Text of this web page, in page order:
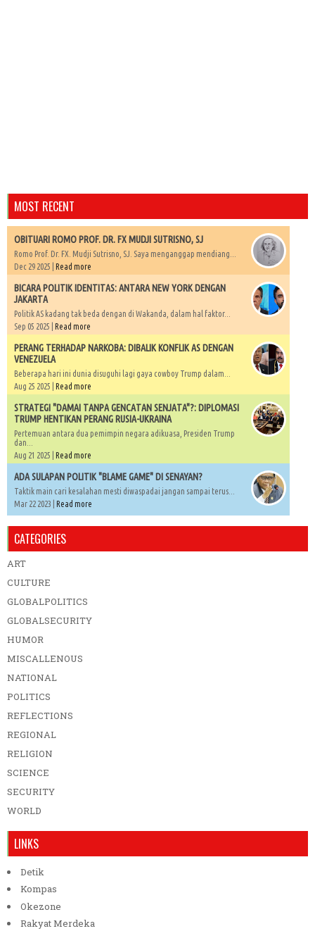
MOST RECENT
OBITUARI ROMO PROF. DR. FX MUDJI SUTRISNO, SJ
Romo Prof. Dr. FX. Mudji Sutrisno, SJ. Saya menganggap mendiang...
Dec 29 2025 | Read more
BICARA POLITIK IDENTITAS: ANTARA NEW YORK DENGAN
JAKARTA
Politik AS kadang tak beda dengan di Wakanda, dalam hal faktor...
Sep 05 2025 | Read more
PERANG TERHADAP NARKOBA: DIBALIK KONFLIK AS DENGAN
VENEZUELA
Beberapa hari ini dunia disuguhi lagi gaya cowboy Trump dalam...
Aug 25 2025 | Read more
STRATEGI "DAMAI TANPA GENCATAN SENJATA"?: DIPLOMASI
TRUMP HENTIKAN PERANG RUSIA-UKRAINA
Pertemuan antara dua pemimpin negara adikuasa, Presiden Trump
dan...
Aug 21 2025 | Read more
ADA SULAPAN POLITIK "BLAME GAME" DI SENAYAN?
Taktik main cari kesalahan mesti diwaspadai jangan sampai terus...
Mar 22 2023 | Read more
CATEGORIES
ART
CULTURE
GLOBALPOLITICS
GLOBALSECURITY
HUMOR
MISCALLENOUS
NATIONAL
POLITICS
REFLECTIONS
REGIONAL
RELIGION
SCIENCE
SECURITY
WORLD
LINKS
Detik
Kompas
Okezone
Rakyat Merdeka